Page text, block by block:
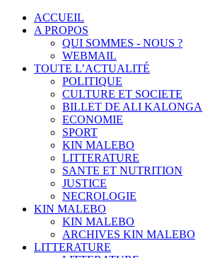
ACCUEIL
A PROPOS
QUI SOMMES - NOUS ?
WEBMAIL
TOUTE L’ACTUALITÉ
POLITIQUE
CULTURE ET SOCIETE
BILLET DE ALI KALONGA
ECONOMIE
SPORT
KIN MALEBO
LITTERATURE
SANTE ET NUTRITION
JUSTICE
NECROLOGIE
KIN MALEBO
KIN MALEBO
ARCHIVES KIN MALEBO
LITTERATURE